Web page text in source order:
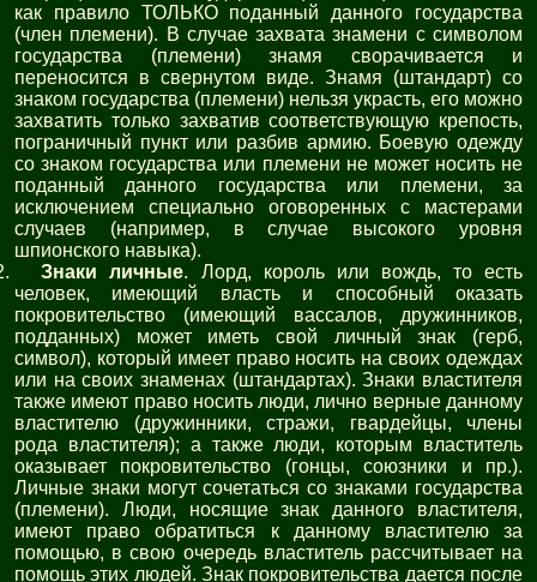
как правило ТОЛЬКО поданный данного государства
(член племени). В случае захвата знамени с символом
государства (племени) знамя сворачивается и
переносится в свернутом виде. Знамя (штандарт) со
знаком государства (племени) нельзя украсть, его можно
захватить только захватив соответствующую крепость,
пограничный пункт или разбив армию. Боевую одежду
со знаком государства или племени не может носить не
поданный данного государства или племени, за
исключением специально оговоренных с мастерами
случаев (например, в случае высокого уровня
шпионского навыка).
Знаки личные. Лорд, король или вождь, то есть
человек, имеющий власть и способный оказать
покровительство (имеющий вассалов, дружинников,
подданных) может иметь свой личный знак (герб,
символ), который имеет право носить на своих одеждах
или на своих знаменах (штандартах). Знаки властителя
также имеют право носить люди, лично верные данному
властителю (дружинники, стражи, гвардейцы, члены
рода властителя); а также люди, которым властитель
оказывает покровительство (гонцы, союзники и пр.).
Личные знаки могут сочетаться со знаками государства
(племени). Люди, носящие знак данного властителя,
имеют право обратиться к данному властителю за
помощью, в свою очередь властитель рассчитывает на
помощь этих людей. Знак покровительства дается после